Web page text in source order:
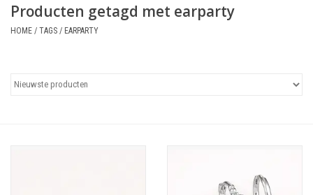
Producten getagd met earparty
HOME / TAGS / EARPARTY